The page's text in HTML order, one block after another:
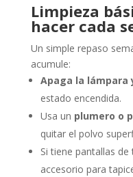
Limpieza
hacer cada
Un simple repaso
acumule:
Apaga la lámpara
estado encendida.
Usa un plumero o
quitar el polvo
Sitiene pantallas de
accesorio para